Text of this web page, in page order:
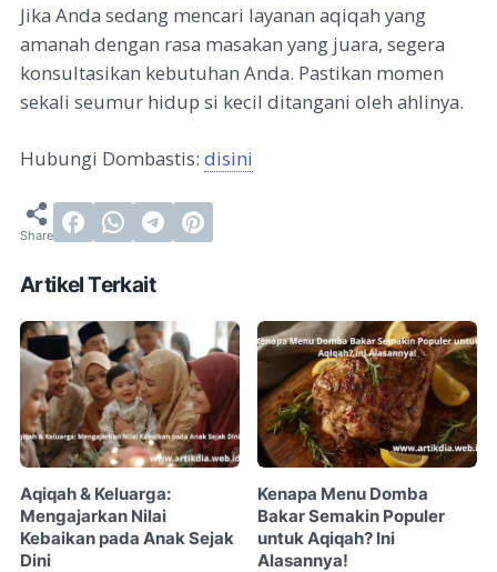
Jika Anda sedang mencari layanan aqiqah yang
amanah dengan rasa masakan yang juara, segera
konsultasikan kebutuhan Anda. Pastikan momen
sekali seumur hidup si kecil ditangani oleh ahlinya.
Hubungi Dombastis: disini
Artikel Terkait
Aqiqah & Keluarga:
Mengajarkan Nilai
Kebaikan pada Anak Sejak
Dini
Kenapa Menu Domba
Bakar Semakin Populer
untuk Aqiqah? Ini
Alasannya!